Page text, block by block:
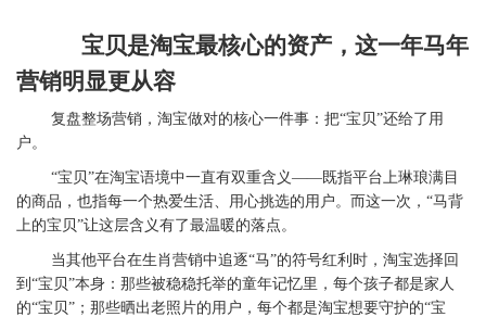
宝贝是淘宝最核心的资产，这一年马年
营销明显更从容
复盘整场营销，淘宝做对的核心一件事：把“宝贝”还给了用
户。
“宝贝”在淘宝语境中一直有双重含义——既指平台上琳琅满目
的商品，也指每一个热爱生活、用心挑选的用户。而这一次，“马背
上的宝贝”让这层含义有了最温暖的落点。
当其他平台在生肖营销中追逐“马”的符号红利时，淘宝选择回
到“宝贝”本身：那些被稳稳托举的童年记忆里，每个孩子都是家人
的“宝贝”；那些晒出老照片的用户，每个都是淘宝想要守护的“宝